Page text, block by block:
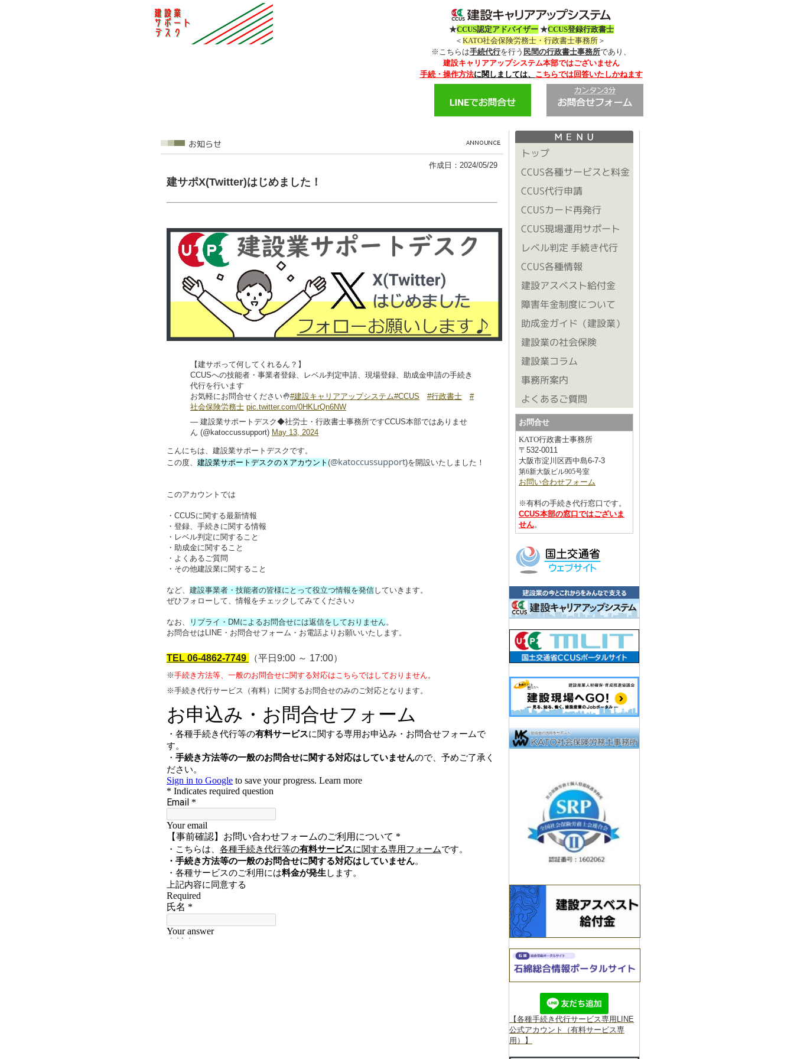
★CCUS認定アドバイザー★CCUS登録行政書士
＜ KATO社会保険労務士・行政書士事務所 ＞
※こちらは手続代行を行う 民間の行政書士事務所であり、
建設キャリアアップシステム本部ではございません
手続・操作方法に関しましては、 こちらでは回答いたしかねます
作成日：2024/05/29
建サポX(Twitter)はじめました！
【建サポって何してくれるん？】
CCUSへの技能者・事業者登録、レベル判定申請、現場登録、助成金申請の手続き
代行を行います
お気軽にお問合せください🤚#建設キャリアアップシステム#CCUS #行政書士
#
社会保険労務士 pic.twitter.com/0HKLrQn6NW
— 建設業サポートデスク◆社労士・行政書士事務所ですCCUS本部ではありませ
ん (@katoccussupport) May 13, 2024
こんにちは、建設業サポートデスクです。
この度、 建設業サポートデスクのＸアカウント (@katoccussupport)を開設いたしました！
このアカウントでは
・CCUSに関する最新情報
・登録、手続きに関する情報
・レベル判定に関すること
・助成金に関すること
・よくあるご質問
・その他建設業に関すること
など、 建設事業者・技能者の皆様にとって役立つ情報を発信していきます。
ぜひフォローして、情報をチェックしてみてください♪
なお、 リプライ・DMによるお問合せには返信をしておりません 。
お問合せはLINE・お問合せフォーム・お電話よりお願いいたします。
TEL 06-4862-7749 （平日9:00 ～ 17:00）
※手続き方法等、一般のお問合せに関する対応はこちらではしておりません 。
※手続き代行サービス（有料）に関するお問合せのみのご対応となります。
お問合せ
KATO行政書士事務所
〒 532-0011
大阪市淀川区西中島6-7-3
第6新大阪ビル905号室
お問い合わせフォーム
※有料の手続き代行窓口です。
CCUS本部の窓口ではございま
せん。
【各種手続き代行サービス専用LINE
公式アカウント（有料サービス専
用）】